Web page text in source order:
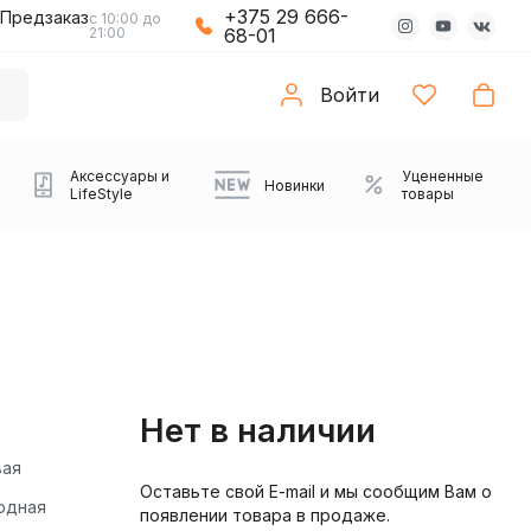
Предзаказс 10:00 до
21:00
+375 29 666-
68-01
Войти
Плееры Аудиоинтерфейсы
Виниловые
проигрыватели
Звуковые карты
Partybox
Саундбары
Компьютерные колонки Веб-камеры
Коврики с подсветкой Проекторы
Аксессуары и
LifeStyle
Зарядные устройства Транспорт
Новинки
Уцененные
товары
Нет в наличии
Оставьте свой E-mail и мы сообщим Вам о
появлении товара в продаже.